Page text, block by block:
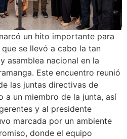
un hito importante para
se llevó a cabo la tan
asamblea nacional en la
Este encuentro reunió
las juntas directivas de
a un miembro de la junta, así
y al presidente
marcada por un ambiente
donde el equipo